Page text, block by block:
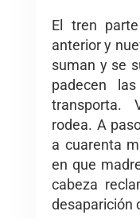
El tren
anterior y
suman y se
padecen
transporta.
rodea. A
a cuarenta
en que
cabeza
desaparición